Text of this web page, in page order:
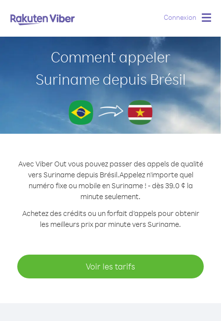
Connexion
Comment appeler
Suriname depuis Brésil
Avec Viber Out vous pouvez passer des appels de qualité
vers Suriname depuis Brésil.Appelez n'importe quel
numéro fixe ou mobile en Suriname ! - dès 39.0 ¢ la
minute seulement.
Achetez des crédits ou un forfait d’appels pour obtenir
les meilleurs prix par minute vers Suriname.
Voir les tarifs